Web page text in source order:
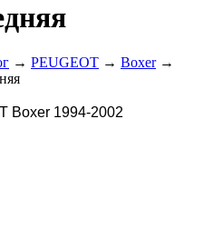
→ PEUGEOT → Boxer→
Boxer 1994-2002